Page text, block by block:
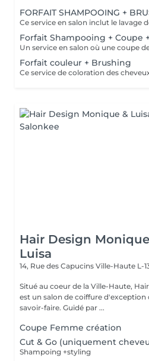
FORFAIT SHAMPOOING +
Forfait Shampooing + Coupe
Forfait couleur + Brushing
Hair Design
Luisa
14, Rue des Capucins Ville-Haute L-
Situé au coeur de la Ville-Haute,
est un salon de coiffure
savoir-faire. Guidé par ...
Coupe Femme création
Cut & Go (uniquement
Shampoing +styling